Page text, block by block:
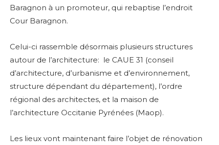
Baragnon à un promoteur, qui rebaptise l’endroit
Cour Baragnon.
Celui-ci rassemble désormais plusieurs structures
autour de l’architecture: le CAUE 31 (conseil
d’architecture, d’urbanisme et d’environnement,
structure dépendant du département), l’ordre
régional des architectes, et la maison de
l’architecture Occitanie Pyrénées (Maop).
Les lieux vont maintenant faire l’objet de rénovation